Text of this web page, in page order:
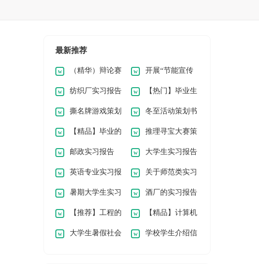
最新推荐
（精华）辩论赛
策划书
开展“节能宣传
周”活动的策划书
纺织厂实习报告
15篇
【热门】毕业生
的实习报告模板集锦
八篇
撕名牌游戏策划
书
冬至活动策划书
优秀15篇
【精品】毕业的
实习报告模板集合八
篇
推理寻宝大赛策
划书
邮政实习报告 大学生实习报告
汇编七篇
英语专业实习报
告范文集合10篇
关于师范类实习
报告模板集合五篇
暑期大学生实习
报告模板汇总5篇
酒厂的实习报告
15篇
【推荐】工程的
实习报告范文集合6
【精品】计算机
专业的实习报告四篇
大学生暑假社会 学校学生介绍信